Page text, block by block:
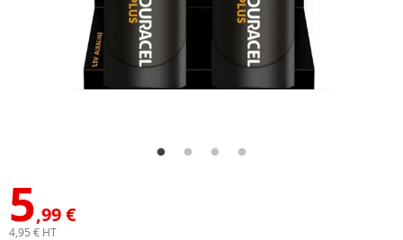
5,99 €
4,95 € HT